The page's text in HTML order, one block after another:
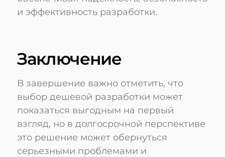
и эффективность разработки.
Заключение
В завершение важно отметить, что
выбор дешевой разработки может
показаться выгодным на первый
взгляд, но в долгосрочной перспективе
это решение может обернуться
серьезными проблемами и